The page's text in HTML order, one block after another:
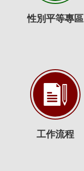
性別平等專區
工作流程